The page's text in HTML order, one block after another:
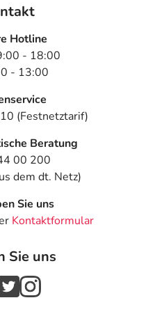
Hotline
- 18:00
- 13:00
(Festnetztarif)
Beratung
00 200
dem dt. Netz)
Sie uns
Kontaktformular
Sie uns